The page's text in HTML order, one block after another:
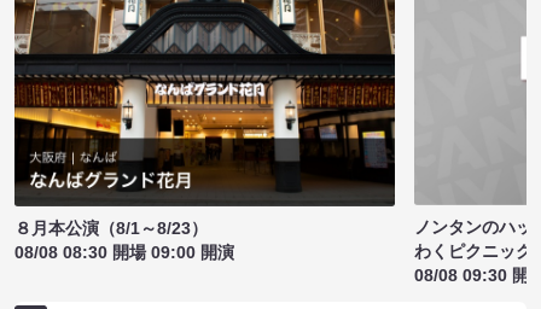
８月本公演（8/1～8/23）
08/08 08:30 開場 09:00 開演
ノンタンのハッ
わくピクニック
08/08 09:30 開